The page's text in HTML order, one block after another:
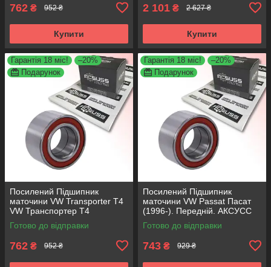
762 ₴ 952 ₴
Купити
2 101 ₴ 2 627 ₴
Купити
Гарантія 18 міс!
–20%
Подарунок
Посилений Підшипник
маточини VW Transporter T4
VW Транспортер Т4
Передній. АКСУСС Корея!
VKBA3406 , R140.97 ,
Готово до відправки
762 ₴ 952 ₴
Гарантія 18 міс!
–20%
Подарунок
Посилений Підшипник
маточини VW Passat Пасат
(1996-). Передній. АКСУСС
Корея! VKBA1356 , R157.11 ,
713610030
Готово до відправки
743 ₴ 929 ₴